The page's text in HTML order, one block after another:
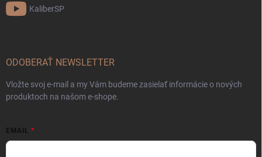
KaliberSP
ODOBERAŤ NEWSLETTER
Vložte svoj e-mail a my Vám budeme zasielať informácie o nových
produktoch na našom e-shope.
EMAIL